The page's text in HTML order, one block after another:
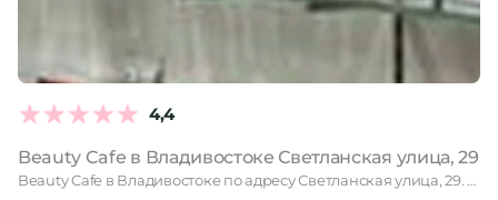
4,4
Beauty Cafe в Владивостоке Светланская улица, 29
Beauty Cafe в Владивостоке по адресу Светланская улица, 29. Читайте …